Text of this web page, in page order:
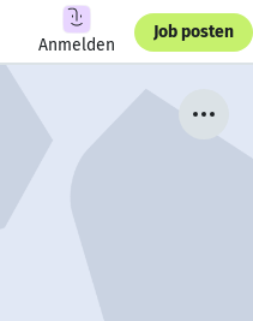
Anmelden
Job posten